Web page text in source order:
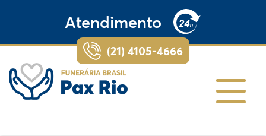
Atendimento
(21) 4105-4666